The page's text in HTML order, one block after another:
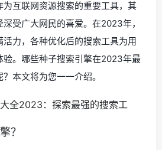
互联网资源搜索的重要工具，其
受广大网民的喜爱。在2023年，
力，各种优化后的搜索工具为用
验。哪些种子搜索引擎在2023年最
本文将为您一一介绍。
？